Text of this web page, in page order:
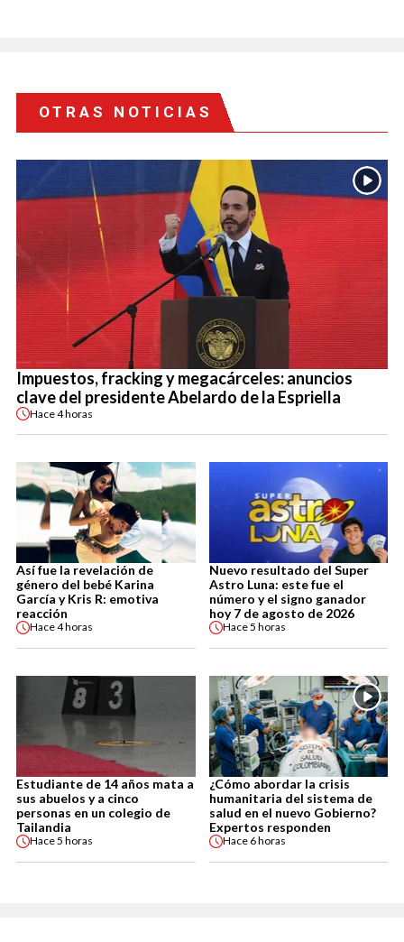
OTRAS NOTICIAS
Impuestos, fracking y megacárceles: anuncios
clave del presidente Abelardo de la Espriella
Hace4 horas
Así fue la revelación de
género del bebé Karina
García y Kris R: emotiva
reacción
Hace4 horas
Nuevo resultado del Super
Astro Luna: este fue el
número y el signo ganador
hoy 7 de agosto de 2026
Hace5 horas
Estudiante de 14 años mata a
sus abuelos y a cinco
personas en un colegio de
Tailandia
Hace5 horas
¿Cómo abordar la crisis
humanitaria del sistema de
salud en el nuevo Gobierno?
Expertos responden
Hace 6 horas